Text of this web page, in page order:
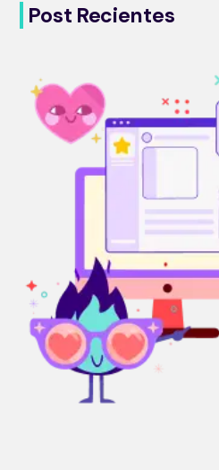
Post Recientes